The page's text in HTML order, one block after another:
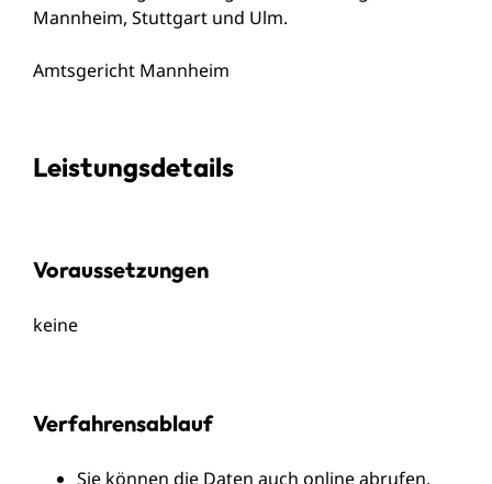
Mannheim, Stuttgart und Ulm.
Amtsgericht Mannheim
Leistungsdetails
Voraussetzungen
keine
Verfahrensablauf
Sie können die Daten auch online abrufen.